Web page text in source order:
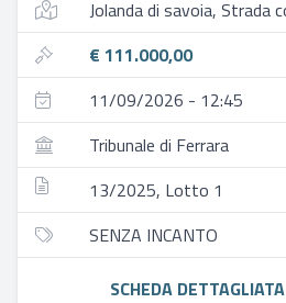
€ 111.000,00
11/09/2026 - 12:45
Tribunale di Ferrara
13/2025, Lotto 1
SENZA INCANTO
SCHEDA DETTAGLIATA